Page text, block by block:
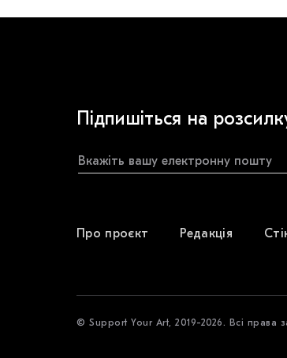
Підпишіться на
Про проєкт Редакція
© Support Your Art, 2019-2026. Всі права